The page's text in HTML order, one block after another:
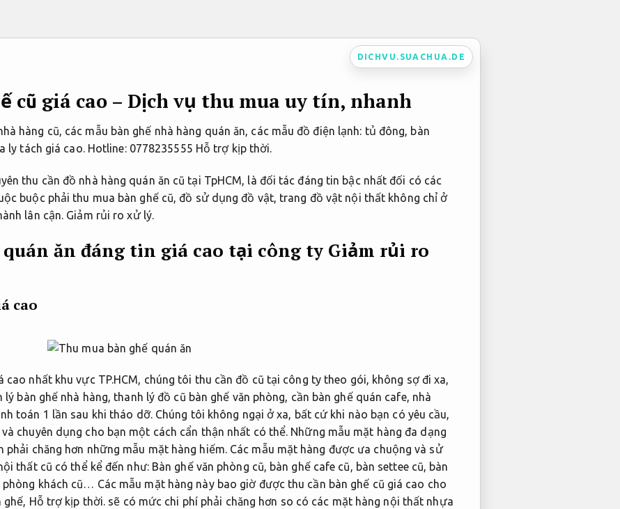
DICHVU.SUACHUA.DE
cũ giá cao – Dịch vụ thu mua uy tín, nhanh
hàng cũ, các mẫu bàn ghế nhà hàng quán ăn, các mẫu đồ điện lạnh: tủ đông, bàn
ly tách giá cao. Hotline: 0778235555 Hỗ trợ kịp thời.
thu cần đồ nhà hàng quán ăn cũ tại TpHCM, là đối tác đáng tin bậc nhất đối có các
buộc phải thu mua bàn ghế cũ, đồ sử dụng đồ vật, trang đồ vật nội thất không chỉ ở
lân cận. Giảm rủi ro xử lý.
ăn đáng tin giá cao tại công ty Giảm rủi ro
cao
cao nhất khu vực TP.HCM, chúng tôi thu cần đồ cũ tại công ty theo gói, không sợ đi xa,
bàn ghế nhà hàng, thanh lý đồ cũ bàn ghế văn phòng, cần bàn ghế quán cafe, nhà
toán 1 lần sau khi tháo dỡ. Chúng tôi không ngại ở xa, bất cứ khi nào bạn có yêu cầu,
chuyên dụng cho bạn một cách cẩn thận nhất có thể. Những mẫu mặt hàng đa dạng
phải chăng hơn những mẫu mặt hàng hiếm. Các mẫu mặt hàng được ưa chuộng và sử
thất cũ có thể kể đến như: Bàn ghế văn phòng cũ, bàn ghế cafe cũ, bàn settee cũ, bàn
phòng khách cũ… Các mẫu mặt hàng này bao giờ được thu cần bàn ghế cũ giá cao cho
ghế, Hỗ trợ kịp thời. sẽ có mức chi phí phải chăng hơn so có các mặt hàng nội thất nhựa